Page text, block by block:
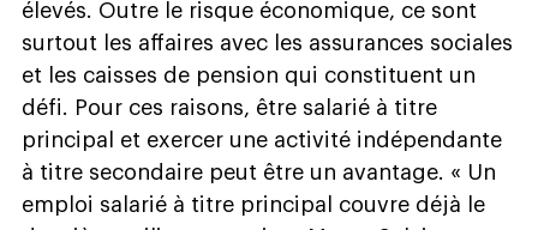
élevés. Outre le risque économique, ce sont
surtout les affaires avec les assurances sociales
et les caisses de pension qui constituent un
défi. Pour ces raisons, être salarié à titre
principal et exercer une activité indépendante
à titre secondaire peut être un avantage. « Un
emploi salarié à titre principal couvre déjà le